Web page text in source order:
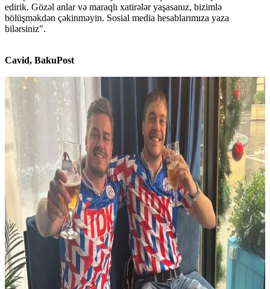
edirik. Gözəl anlar və maraqlı xatirələr yaşasanız, bizimlə
bölüşməkdən çəkinməyin. Sosial media hesablarımıza yaza
bilərsiniz".
Cavid, BakuPost